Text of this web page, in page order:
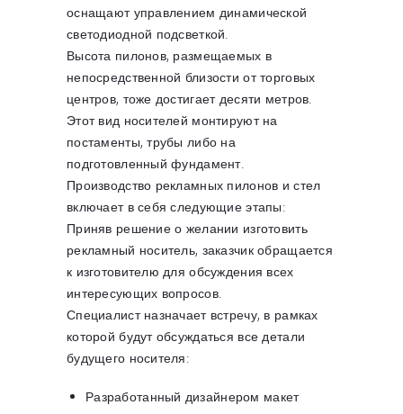
оснащают управлением динамической
светодиодной подсветкой.
Высота пилонов, размещаемых в
непосредственной близости от торговых
центров, тоже достигает десяти метров.
Этот вид носителей монтируют на
постаменты, трубы либо на
подготовленный фундамент.
Производство рекламных пилонов и стел
включает в себя следующие этапы:
Приняв решение о желании изготовить
рекламный носитель, заказчик обращается
к изготовителю для обсуждения всех
интересующих вопросов.
Специалист назначает встречу, в рамках
которой будут обсуждаться все детали
будущего носителя:
Разработанный дизайнером макет